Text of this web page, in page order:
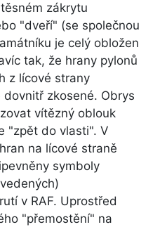
zákrytu
"dveří" (se společnou
je celý obložen
tak, že hrany pylonů
z lícové strany
zkosené. Obrys
vítězný oblouk
"zpět do vlasti". V
na lícové straně
symboly
v RAF. Uprostřed
"přemostění" na